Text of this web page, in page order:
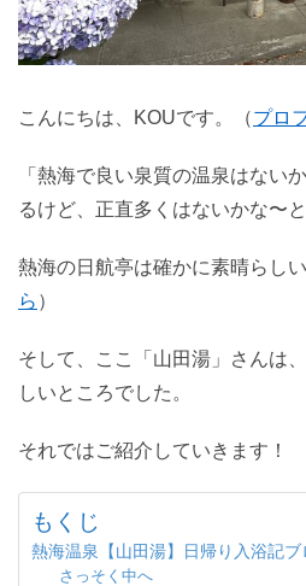
こんにちは、KOUです。（プロ
「熱海で良い泉質の温泉はない
るけど、正直多くはないかな〜と
熱海の日航亭は確かに素晴らし
ら ）
そして、ここ「山田湯」さんは
しいところでした。
それではご紹介していきます！
もくじ
熱海温泉【山田湯】日帰り入浴記ブ
さっそく中へ